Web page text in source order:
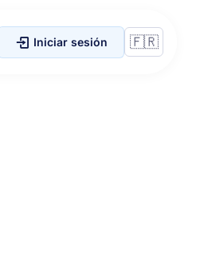
Iniciar sesión